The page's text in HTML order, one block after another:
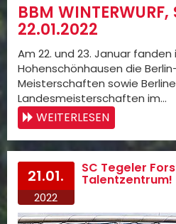
BBM WINTERWURF,
22.01.2022
Am 22. und 23. Januar
Hohenschönhausen die
Meisterschaften sowie
Landesmeisterschaften im…
WEITERLESEN
21.01.
2022
SC Tegeler
Talentzentrum!